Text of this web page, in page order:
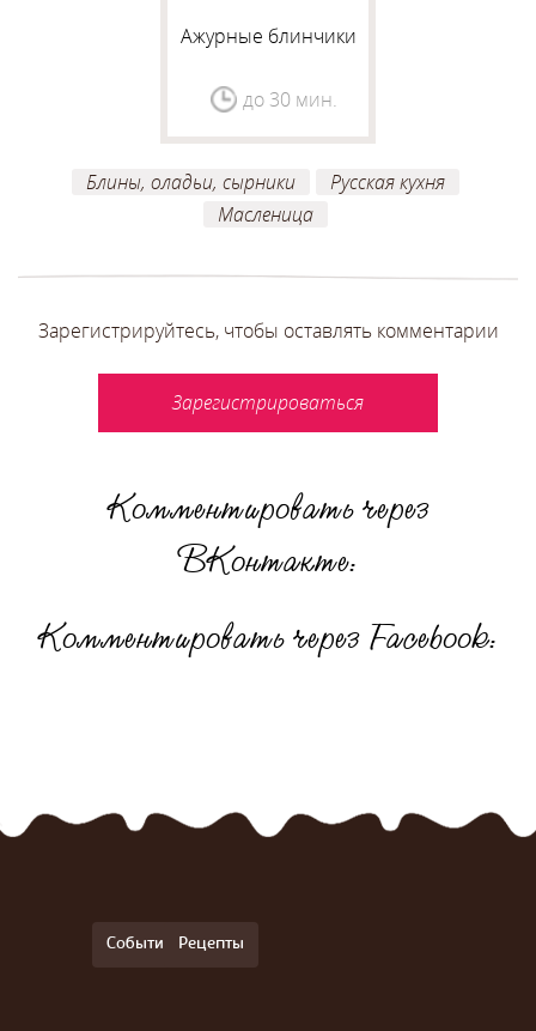
Блины, оладьи, сырники
Русская кухня
Масленица
Ажурные блинчики
до 30 мин.
Зарегистрируйтесь, чтобы оставлять комментарии
Зарегистрироваться
Комментировать через
ВКонтакте:
Комментировать через Facebook:
События Рецепты